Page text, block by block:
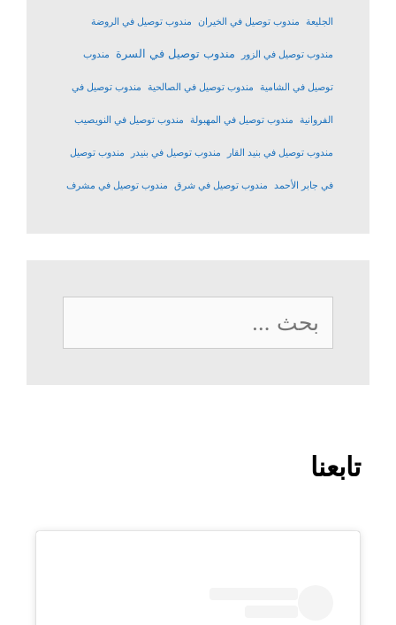
الجليعة مندوب توصيل في الخيران مندوب توصيل في الروضة
مندوب توصيل في الزور مندوب توصيل في السرة مندوب
توصيل في الشامية مندوب توصيل في الصالحية مندوب توصيل في
الفروانية مندوب توصيل في المهبولة مندوب توصيل في النويصيب
مندوب توصيل في بنيد القار مندوب توصيل في بنيدر مندوب توصيل
في جابر الأحمد مندوب توصيل في شرق مندوب توصيل في مشرف
البحث
عن:
تابعنا